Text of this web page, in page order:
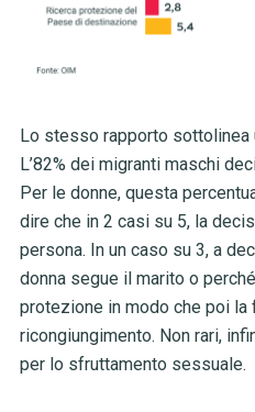
Lo stesso rapporto sottolinea
L’82% dei migranti maschi
Per le donne, questa
dire che in 2 casi su 5, la
persona. In un caso su 3, a
donna segue il marito o
protezione in modo che poi
ricongiungimento. Non rari,
per lo sfruttamento sessuale.